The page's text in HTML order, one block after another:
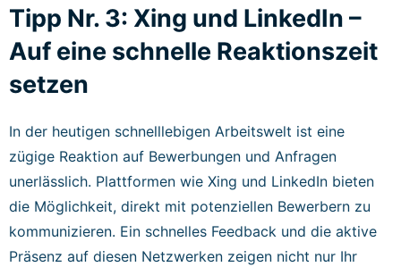
Tipp Nr. 3: Xing und LinkedIn –
Auf eine schnelle Reaktionszeit
setzen
In der heutigen schnelllebigen Arbeitswelt ist eine
zügige Reaktion auf Bewerbungen und Anfragen
unerlässlich. Plattformen wie Xing und LinkedIn bieten
die Möglichkeit, direkt mit potenziellen Bewerbern zu
kommunizieren. Ein schnelles Feedback und die aktive
Präsenz auf diesen Netzwerken zeigen nicht nur Ihr